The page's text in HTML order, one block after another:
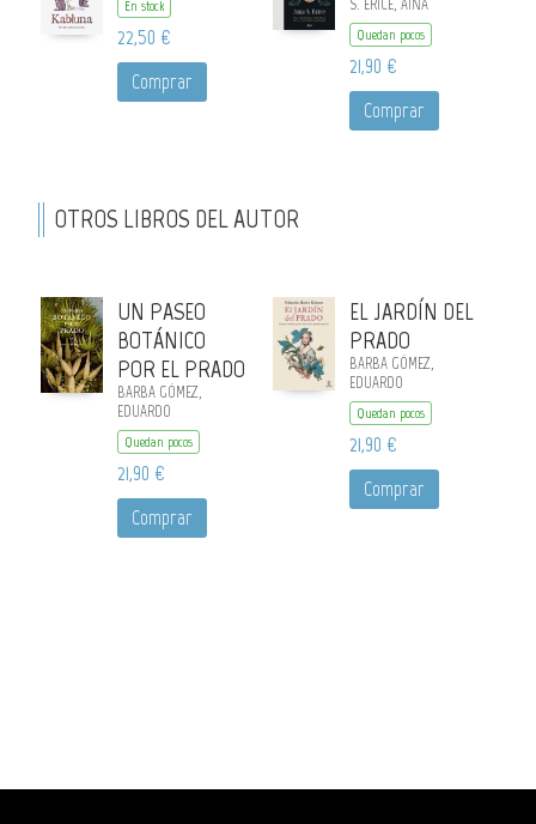
En stock
22,50 €
Comprar
S. ERICE, AINA
Quedan pocos
21,90 €
Comprar
OTROS LIBROS DEL AUTOR
UN PASEO
BOTÁNICO
POR EL PRADO
BARBA GÓMEZ,
EDUARDO
Quedan pocos
21,90 €
Comprar
EL JARDÍN DEL
PRADO
BARBA GÓMEZ,
EDUARDO
Quedan pocos
21,90 €
Comprar